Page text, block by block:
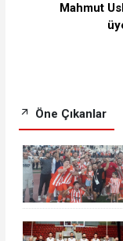
Mahmut
Öne Çıkanlar